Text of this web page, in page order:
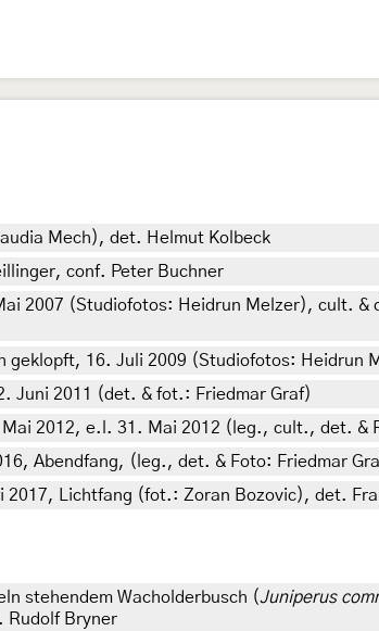
Mech), det. Helmut Kolbeck
conf. Peter Buchner
2007 (Studiofotos: Heidrun Melzer), cult. &
geklopft, 16. Juli 2009 (Studiofotos: Heidrun
Juni 2011 (det. & fot.: Friedmar Graf)
2012, e.l. 31. Mai 2012 (leg., cult., det. &
Abendfang, (leg., det. & Foto: Friedmar
Lichtfang (fot.: Zoran Bozovic), det.
stehendem Wacholderbusch (Juniperus
Rudolf Bryner